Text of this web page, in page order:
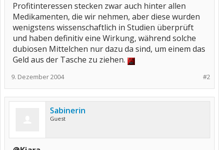
Profitinteressen stecken zwar auch hinter allen
Medikamenten, die wir nehmen, aber diese wurden
wenigstens wissenschaftlich in Studien überprüft
und haben definitiv eine Wirkung, während solche
dubiosen Mittelchen nur dazu da sind, um einem das
Geld aus der Tasche zu ziehen.
#2
9. Dezember 2004
Sabinerin
Guest